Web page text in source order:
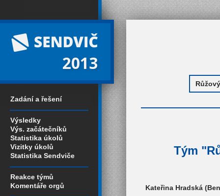
2013
Zadání a řešení
Výsledky
Výs. začátečníků
Statistika úkolů
Vizitky úkolů
Statistika Sendviče
Reakce týmů
Komentáře orgů
Tým
Kateřina Hradská